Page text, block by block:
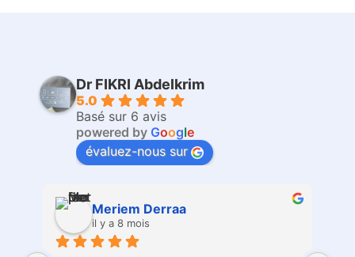
Dr FIKRI Abdelkrim
5.0
Basé sur 6 avis
powered by Google
évaluez-nous sur
Abderrazzaq Chachi
il y a 10 mois